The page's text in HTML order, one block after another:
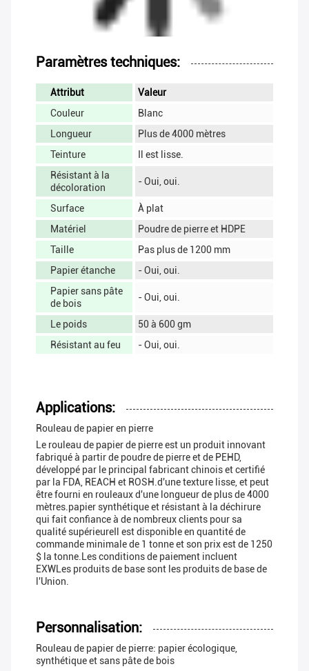
Paramètres techniques:
Attribut
Valeur
Couleur
Blanc
Longueur
Plus de 4000 mètres
Teinture
Il est lisse.
Résistant à la
décoloration
- Oui, oui.
Surface
À plat
Matériel
Poudre de pierre et HDPE
Taille
Pas plus de 1200 mm
Papier étanche
- Oui, oui.
Papier sans pâte
de bois
- Oui, oui.
Le poids
50 à 600 gm
Résistant au feu
- Oui, oui.
Applications:
Rouleau de papier en pierre
Le rouleau de papier de pierre est un produit innovant
fabriqué à partir de poudre de pierre et de PEHD,
développé par le principal fabricant chinois et certifié
par la FDA, REACH et ROSH.d'une texture lisse, et peut
être fourni en rouleaux d'une longueur de plus de 4000
mètres.papier synthétique et résistant à la déchirure
qui fait confiance à de nombreux clients pour sa
qualité supérieureIl est disponible en quantité de
commande minimale de 1 tonne et son prix est de 1250
$ la tonne.Les conditions de paiement incluent
EXWLes produits de base sont les produits de base de
l'Union.
Personnalisation:
Rouleau de papier de pierre: papier écologique,
synthétique et sans pâte de bois